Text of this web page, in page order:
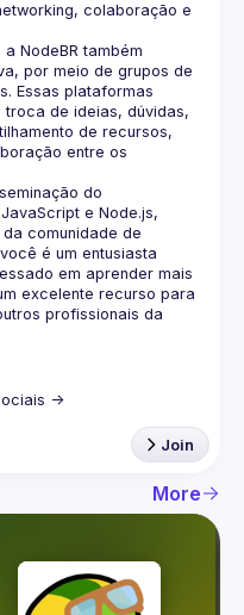
colaboração e
NodeBR também
por meio de grupos de
Essas plataformas
de ideias, dúvidas,
de recursos,
entre os
do
e Node.js,
comunidade de
é um entusiasta
em aprender mais
excelente recurso para
profissionais da
Join
More